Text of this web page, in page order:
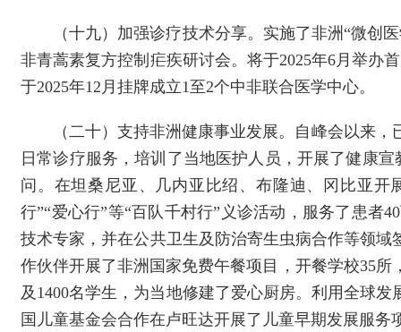
（十九）加强诊疗技术分享。实施了非洲“微创
非青蒿素复方控制疟疾研讨会。将于2025年6月举办
于2025年12月挂牌成立1至2个中非联合医学中心。
（二十）支持非洲健康事业发展。自峰会以来
日常诊疗服务，培训了当地医护人员，开展了健康
问。在坦桑尼亚、几内亚比绍、布隆迪、冈比亚
行”“爱心行”等“百队千村行”义诊活动，服务了患者
技术专家，并在公共卫生及防治寄生虫病合作等领
作伙伴开展了非洲国家免费午餐项目，开餐学校35
及1400名学生，为当地修建了爱心厨房。利用全球
国儿童基金会合作在卢旺达开展了儿童早期发展服务